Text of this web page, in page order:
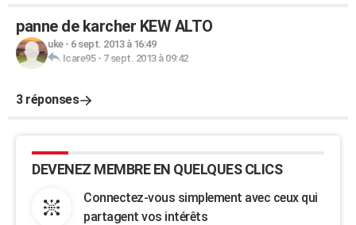
panne de karcher KEW ALTO
uke- 6 sept. 2013 à 16:49
Icare95- 7 sept. 2013 à 09:42
3 réponses
DEVENEZ MEMBRE EN QUELQUES CLICS
Connectez-vous simplement avec ceux qui
partagent vos intérêts